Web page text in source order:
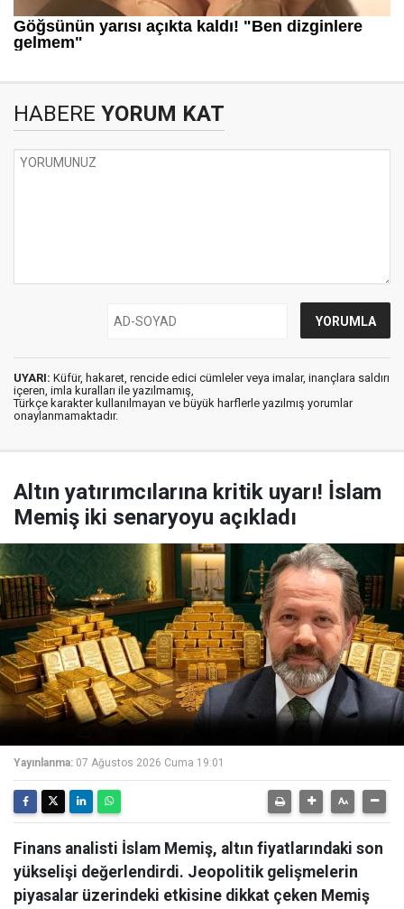
HABERE YORUM KAT
UYARI: Küfür, hakaret, rencide edici cümleler veya imalar, inançlara saldırı
içeren, imla kuralları ile yazılmamış,
Türkçe karakter kullanılmayan ve büyük harflerle yazılmış yorumlar
onaylanmamaktadır.
Altın yatırımcılarına kritik uyarı! İslam
Memiş iki senaryoyu açıkladı
Yayınlanma: 07 Ağustos 2026 Cuma 19:01
Finans analisti İslam Memiş, altın fiyatlarındaki son
yükselişi değerlendirdi. Jeopolitik gelişmelerin
piyasalar üzerindeki etkisine dikkat çeken Memiş